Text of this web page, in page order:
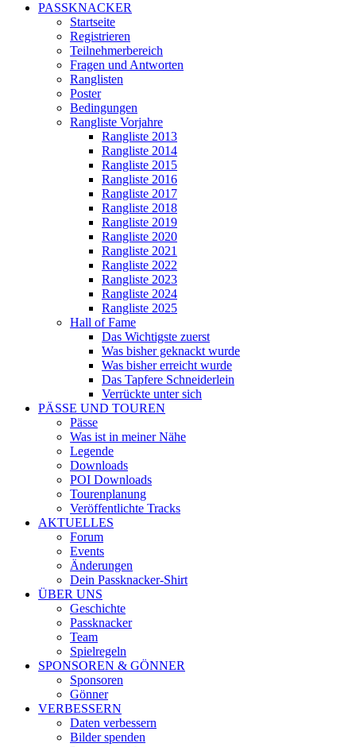
PASSKNACKER
Startseite
Registrieren
Teilnehmerbereich
Fragen und Antworten
Ranglisten
Poster
Bedingungen
Rangliste Vorjahre
Rangliste 2013
Rangliste 2014
Rangliste 2015
Rangliste 2016
Rangliste 2017
Rangliste 2018
Rangliste 2019
Rangliste 2020
Rangliste 2021
Rangliste 2022
Rangliste 2023
Rangliste 2024
Rangliste 2025
Hall of Fame
Das Wichtigste zuerst
Was bisher geknackt wurde
Was bisher erreicht wurde
Das Tapfere Schneiderlein
Verrückte unter sich
PÄSSE UND TOUREN
Pässe
Was ist in meiner Nähe
Legende
Downloads
POI Downloads
Tourenplanung
Veröffentlichte Tracks
AKTUELLES
Forum
Events
Änderungen
Dein Passknacker-Shirt
ÜBER UNS
Geschichte
Passknacker
Team
Spielregeln
SPONSOREN & GÖNNER
Sponsoren
Gönner
VERBESSERN
Daten verbessern
Bilder spenden